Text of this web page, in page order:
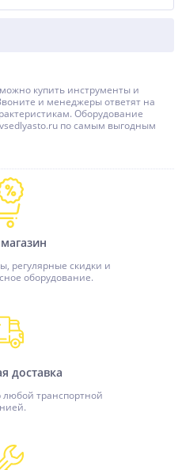
купить инструменты и
и менеджеры ответят на
Оборудование
по самым выгодным
регулярные скидки и
оборудование.
доставка
транспортной